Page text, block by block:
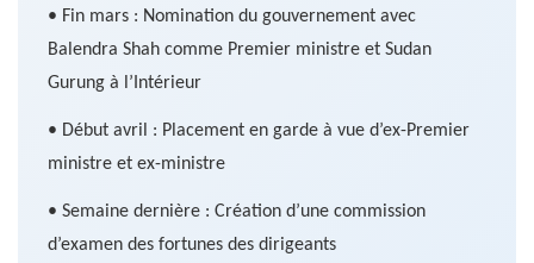
• Fin mars : Nomination du gouvernement avec
Balendra Shah comme Premier ministre et Sudan
Gurung à l’Intérieur
• Début avril : Placement en garde à vue d’ex-Premier
ministre et ex-ministre
• Semaine dernière : Création d’une commission
d’examen des fortunes des dirigeants